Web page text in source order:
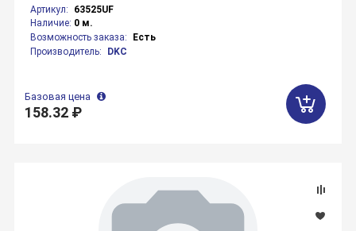
Артикул:
63525UF
Наличие: 0 м.
Возможность заказа:
Есть
Производитель:
DKC
Базовая цена
158.32 ₽